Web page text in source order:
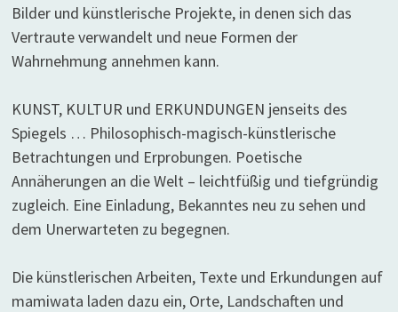
Bilder und künstlerische Projekte, in denen sich das
Vertraute verwandelt und neue Formen der
Wahrnehmung annehmen kann.
KUNST, KULTUR und ERKUNDUNGEN jenseits des
Spiegels … Philosophisch-magisch-künstlerische
Betrachtungen und Erprobungen. Poetische
Annäherungen an die Welt – leichtfüßig und tiefgründig
zugleich. Eine Einladung, Bekanntes neu zu sehen und
dem Unerwarteten zu begegnen.
Die künstlerischen Arbeiten, Texte und Erkundungen auf
mamiwata laden dazu ein, Orte, Landschaften und